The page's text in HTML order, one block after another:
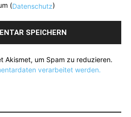
(Datenschutz)
Akismet, um Spam zu reduzieren.
verarbeitet werden.